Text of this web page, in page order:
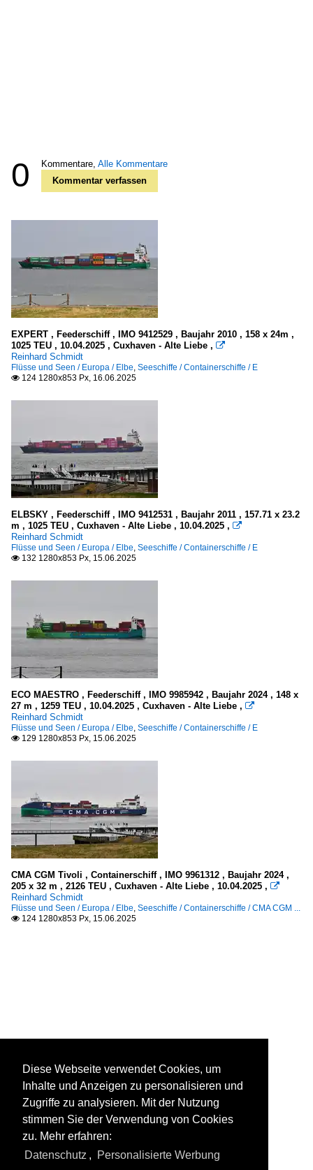
0 Kommentare, Alle Kommentare
Kommentar verfassen
EXPERT , Feederschiff , IMO 9412529 , Baujahr 2010 , 158 x 24m ,
1025 TEU , 10.04.2025 , Cuxhaven - Alte Liebe , 
Reinhard Schmidt
Flüsse und Seen / Europa / Elbe, Seeschiffe / Containerschiffe / E
 124 1280x853 Px, 16.06.2025
ELBSKY , Feederschiff , IMO 9412531 , Baujahr 2011 , 157.71 x 23.2
m , 1025 TEU , Cuxhaven - Alte Liebe , 10.04.2025 , 
Reinhard Schmidt
Flüsse und Seen / Europa / Elbe, Seeschiffe / Containerschiffe / E
 132 1280x853 Px, 15.06.2025
ECO MAESTRO , Feederschiff , IMO 9985942 , Baujahr 2024 , 148 x
27 m , 1259 TEU , 10.04.2025 , Cuxhaven - Alte Liebe , 
Reinhard Schmidt
Flüsse und Seen / Europa / Elbe, Seeschiffe / Containerschiffe / E
 129 1280x853 Px, 15.06.2025
CMA CGM Tivoli , Containerschiff , IMO 9961312 , Baujahr 2024 ,
205 x 32 m , 2126 TEU , Cuxhaven - Alte Liebe , 10.04.2025 , 
Reinhard Schmidt
Flüsse und Seen / Europa / Elbe, Seeschiffe / Containerschiffe / CMA CGM ...
 124 1280x853 Px, 15.06.2025
Diese Webseite verwendet Cookies, um
Inhalte und Anzeigen zu personalisieren und
Zugriffe zu analysieren. Mit der Nutzung
stimmen Sie der Verwendung von Cookies
zu. Mehr erfahren:
Datenschutz , Personalisierte Werbung